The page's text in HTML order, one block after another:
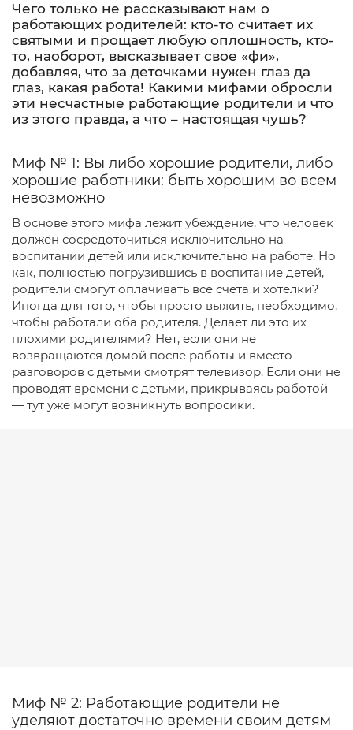
Чего только не рассказывают нам о
работающих родителей: кто-то считает их
святыми и прощает любую оплошность, кто-
то, наоборот, высказывает свое «фи»,
добавляя, что за деточками нужен глаз да
глаз, какая работа! Какими мифами обросли
эти несчастные работающие родители и что
из этого правда, а что – настоящая чушь?
Миф № 1: Вы либо хорошие родители, либо
хорошие работники: быть хорошим во всем
невозможно
В основе этого мифа лежит убеждение, что человек
должен сосредоточиться исключительно на
воспитании детей или исключительно на работе. Но
как, полностью погрузившись в воспитание детей,
родители смогут оплачивать все счета и хотелки?
Иногда для того, чтобы просто выжить, необходимо,
чтобы работали оба родителя. Делает ли это их
плохими родителями? Нет, если они не
возвращаются домой после работы и вместо
разговоров с детьми смотрят телевизор. Если они не
проводят времени с детьми, прикрываясь работой
— тут уже могут возникнуть вопросики.
Миф № 2: Работающие родители не
уделяют достаточно времени своим детям